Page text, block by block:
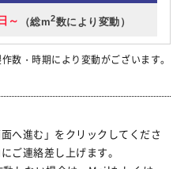
～ （総m2数により変動）
数・時期により変動がございます。
へ進む」をクリックしてくださ
ご連絡差し上げます。